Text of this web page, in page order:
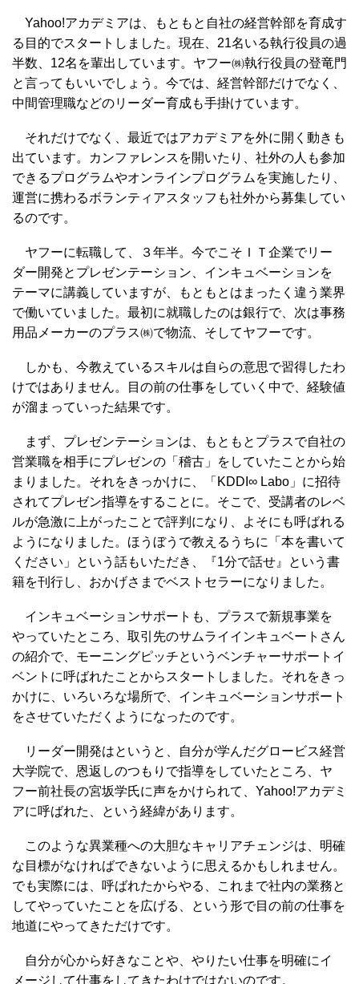
Yahoo!アカデミアは、もともと自社の経営幹部を育成す
る目的でスタートしました。現在、21名いる執行役員の過
半数、12名を輩出しています。ヤフー㈱執行役員の登竜門
と言ってもいいでしょう。今では、経営幹部だけでなく、
中間管理職などのリーダー育成も手掛けています。
それだけでなく、最近ではアカデミアを外に開く動きも
出ています。カンファレンスを開いたり、社外の人も参加
できるプログラムやオンラインプログラムを実施したり、
運営に携わるボランティアスタッフも社外から募集してい
るのです。
ヤフーに転職して、３年半。今でこそＩＴ企業でリー
ダー開発とプレゼンテーション、インキュベーションを
テーマに講義していますが、もともとはまったく違う業界
で働いていました。最初に就職したのは銀行で、次は事務
用品メーカーのプラス㈱で物流、そしてヤフーです。
しかも、今教えているスキルは自らの意思で習得したわ
けではありません。目の前の仕事をしていく中で、経験値
が溜まっていった結果です。
まず、プレゼンテーションは、もともとプラスで自社の
営業職を相手にプレゼンの「稽古」をしていたことから始
まりました。それをきっかけに、「KDDI∞ Labo」に招待
されてプレゼン指導をすることに。そこで、受講者のレベ
ルが急激に上がったことで評判になり、よそにも呼ばれる
ようになりました。ほうぼうで教えるうちに「本を書いて
ください」という話もいただき、『1分で話せ』という書
籍を刊行し、おかげさまでベストセラーになりました。
インキュベーションサポートも、プラスで新規事業を
やっていたところ、取引先のサムライインキュベートさん
の紹介で、モーニングピッチというベンチャーサポートイ
ベントに呼ばれたことからスタートしました。それをきっ
かけに、いろいろな場所で、インキュベーションサポート
をさせていただくようになったのです。
リーダー開発はというと、自分が学んだグロービス経営
大学院で、恩返しのつもりで指導をしていたところ、ヤ
フー前社長の宮坂学氏に声をかけられて、Yahoo!アカデミ
アに呼ばれた、という経緯があります。
このような異業種への大胆なキャリアチェンジは、明確
な目標がなければできないように思えるかもしれません。
でも実際には、呼ばれたからやる、これまで社内の業務と
してやっていたことを広げる、という形で目の前の仕事を
地道にやってきただけです。
自分が心から好きなことや、やりたい仕事を明確にイ
メージして仕事をしてきたわけではないのです。